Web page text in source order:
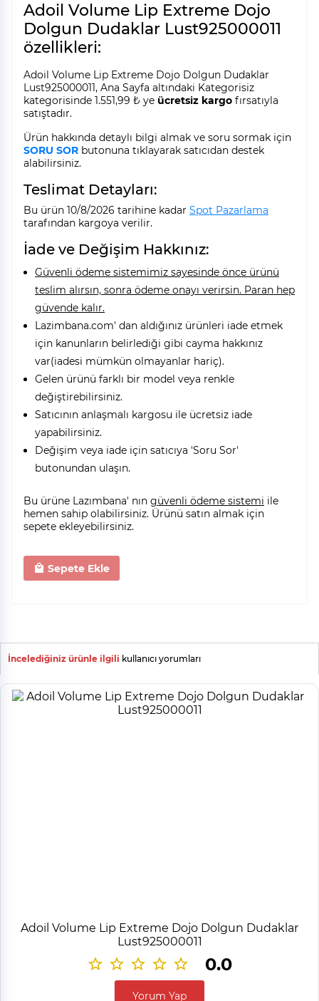
Adoil Volume Lip Extreme Dojo
Dolgun Dudaklar Lust925000011
özellikleri:
Adoil Volume Lip Extreme Dojo Dolgun Dudaklar
Lust925000011, Ana Sayfa altındaki Kategorisiz
kategorisinde 1.551,99 ₺ ye ücretsiz kargo fırsatıyla
satıştadır.
Ürün hakkında detaylı bilgi almak ve soru sormak için
SORU SOR butonuna tıklayarak satıcıdan destek
alabilirsiniz.
Teslimat Detayları:
Bu ürün 10/8/2026 tarihine kadar Spot Pazarlama
tarafından kargoya verilir.
İade ve Değişim Hakkınız:
Güvenli ödeme sistemimiz sayesinde önce ürünü
teslim alırsın, sonra ödeme onayı verirsin. Paran hep
güvende kalır.
Lazimbana.com' dan aldığınız ürünleri iade etmek
için kanunların belirlediği gibi cayma hakkınız
var(iadesi mümkün olmayanlar hariç).
Gelen ürünü farklı bir model veya renkle
değiştirebilirsiniz.
Satıcının anlaşmalı kargosu ile ücretsiz iade
yapabilirsiniz.
Değişim veya iade için satıcıya 'Soru Sor'
butonundan ulaşın.
Bu ürüne Lazımbana' nın güvenli ödeme sistemi ile
hemen sahip olabilirsiniz. Ürünü satın almak için
sepete ekleyebilirsiniz.
Sepete Ekle
İncelediğiniz ürünle ilgili kullanıcı yorumları
Adoil Volume Lip Extreme Dojo Dolgun Dudaklar
Lust925000011
0.0
Yorum Yap